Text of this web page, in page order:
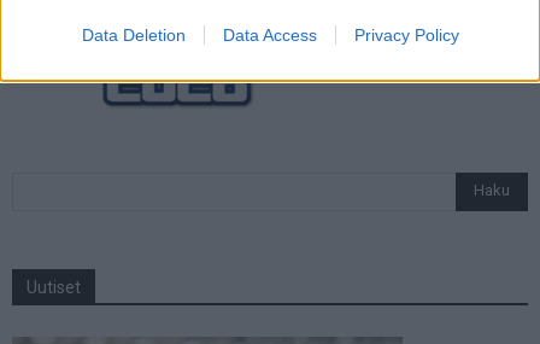
Data Deletion Data Access Privacy Policy
Uutiset